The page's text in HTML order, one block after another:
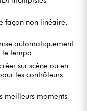
synthèse granulaire
rapidement des sons
dans Simpler et
façon non linéaire,
automatiquement
le tempo
sur scène ou en
les contrôleurs
meilleurs moments